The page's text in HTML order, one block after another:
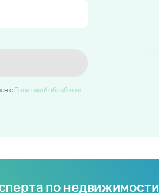
c Политикой обработки
по недвижимости